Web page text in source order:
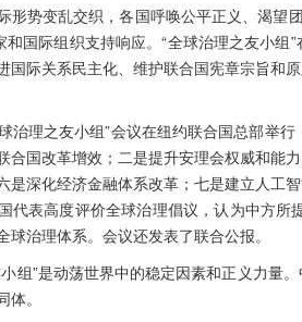
形势变乱交织，各国呼唤公平正义、渴望
国际组织支持响应。“全球治理之友小
国际关系民主化、维护联合国宪章宗旨和
治理之友小组”会议在纽约联合国总部举
合国改革增效；二是提升安理会权威和能
是深化经济金融体系改革；七是建立人工
代表高度评价全球治理倡议，认为中方
球治理体系。会议还发表了联合公报。
组”是动荡世界中的稳定因素和正义力量
。